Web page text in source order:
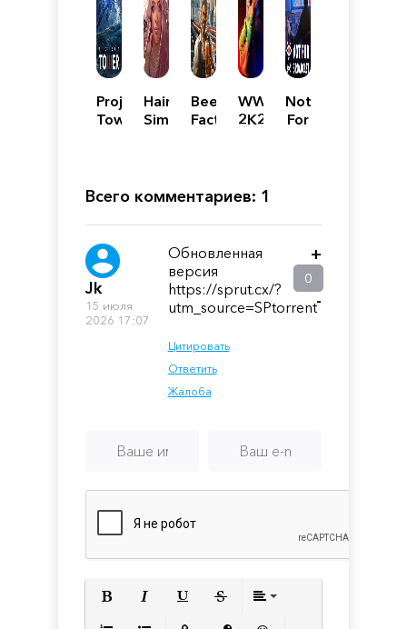
Project
Tower
Hairdresser
Simulator
Beer
Factory
WWE
2K23
Not
For
Всего комментариев: 1
Jk
15 июля
2026 17:07
Обновленная
версия
https://sprut.cx/?
utm_source=SPtorrent
Цитировать
Ответить
Жалоба
+
0
-